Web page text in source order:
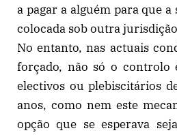
a pagar a alguém para que
colocada sob outra
No entanto, nas actuais
forçado, não só o controlo
electivos ou plebiscitários
anos, como nem este
opção que se esperava